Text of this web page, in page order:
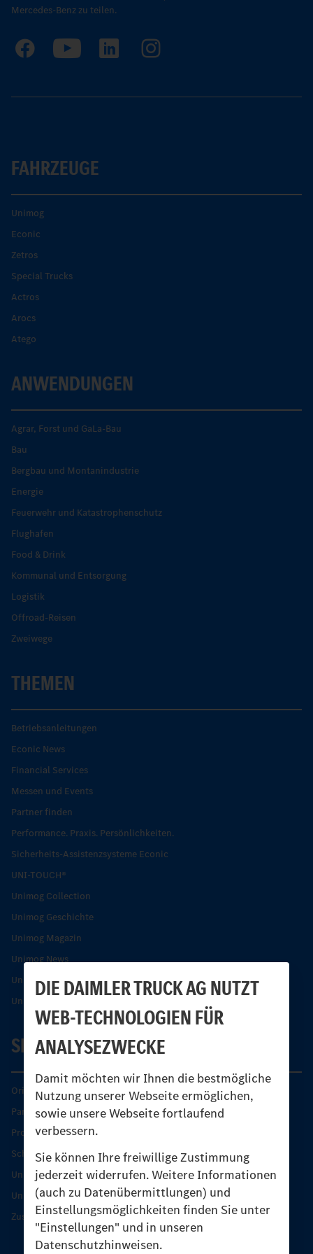
DIE DAIMLER TRUCK AG NUTZT
WEB-TECHNOLOGIEN FÜR
ANALYSEZWECKE
Damit möchten wir Ihnen die bestmögliche
Nutzung unserer Webseite ermöglichen,
sowie unsere Webseite fortlaufend
verbessern.
Sie können Ihre freiwillige Zustimmung
jederzeit widerrufen. Weitere Informationen
(auch zu Datenübermittlungen) und
Einstellungsmöglichkeiten finden Sie unter
"Einstellungen" und in unseren
Datenschutzhinweisen.
Mercedes-Benz zu teilen.
FAHRZEUGE
Unimog
Econic
Zetros
Special Trucks
Actros
Arocs
Atego
ANWENDUNGEN
Agrar, Forst und GaLa-Bau
Bau
Bergbau und Montanindustrie
Energie
Feuerwehr und Katastrophenschutz
Flughafen
Food & Drink
Kommunal und Entsorgung
Logistik
Offroad-Reisen
Zweiwege
THEMEN
Betriebsanleitungen
Econic News
Financial Services
Messen und Events
Partner finden
Performance. Praxis. Persönlichkeiten.
Sicherheits-Assistenzsysteme Econic
UNI-TOUCH®
Unimog Collection
Unimog Geschichte
Unimog Magazin
Unimog News
Unimog Partner-Portal
Unimog Sicherheit
SERVICE
Original-Teile
Partner finden
Produkt-Highlights
Schutz und Werterhalt
Unimog Serviceangebot
Unimog Servicetage
Zusatzleistungen